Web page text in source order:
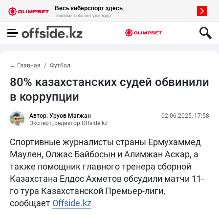
← Главная Футбол
80% казахстанских судей обвинили
в коррупции
Автор: Уруов Магжан
Эксперт, редактор Offside.kz
02.06.2025, 17:58
Спортивные журналисты страны Ермухаммед
Маулен, Олжас Байбосын и Алимжан Аскар, а
также помощник главного тренера сборной
Казахстана Елдос Ахметов обсудили матчи 11-
го тура Казахстанской Премьер-лиги,
сообщает Offside.kz